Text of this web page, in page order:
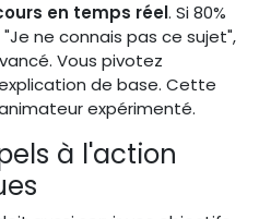
en temps réel. Si 80%
ne connais pas ce sujet",
Vous pivotez
de base. Cette
expérimenté.
à l'action